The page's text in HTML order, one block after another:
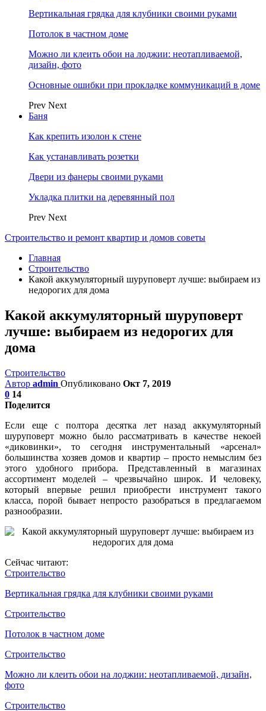
Вертикальная грядка для клубники своими руками
Потолок в частном доме
Можно ли клеить обои на лоджии: неотапливаемой,
дизайн, фото
Основные ошибки при прокладке коммуникаций в доме
Prev Next
Баня
Как крепить изолон к стене
Как устанавливать розетки
Двери из фанеры своими руками
Укладка плитки на деревянный пол
Prev Next
Строительство и ремонт квартир и домов советы
Главная
Строительство
Какой аккумуляторный шуруповерт лучше: выбираем из
недорогих для дома
Какой аккумуляторный шуруповерт
лучше: выбираем из недорогих для
дома
Строительство
Автор admin Опубликовано Окт 7, 2019
0 14
Поделится
Если еще с полтора десятка лет назад аккумуляторный
шуруповерт можно было рассматривать в качестве некоей
«диковинки», то сегодня инструментальный «арсенал»
большинства хозяев домов и квартир – просто немыслим без
этого удобного прибора. Представленный в магазинах
ассортимент моделей – чрезвычайно широк. И человеку,
который впервые решил приобрести инструмент такого
класса, порой бывает непросто разобраться в предлагаемом
разнообразии.
Сейчас читают:
Строительство
Вертикальная грядка для клубники своими руками
Строительство
Потолок в частном доме
Строительство
Можно ли клеить обои на лоджии: неотапливаемой, дизайн,
фото
Строительство